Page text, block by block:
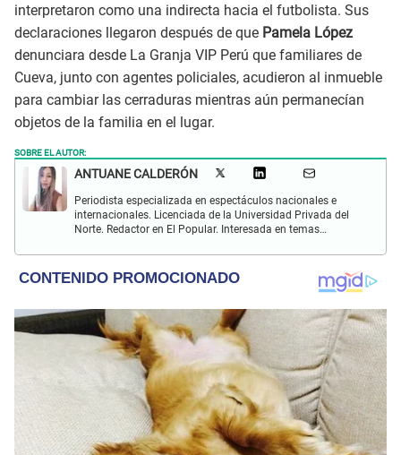
interpretaron como una indirecta hacia el futbolista. Sus
declaraciones llegaron después de que Pamela López
denunciara desde La Granja VIP Perú que familiares de
Cueva, junto con agentes policiales, acudieron al inmueble
para cambiar las cerraduras mientras aún permanecían
objetos de la familia en el lugar.
SOBRE EL AUTOR:
ANTUANE CALDERÓN
Periodista especializada en espectáculos nacionales e
internacionales. Licenciada de la Universidad Privada del
Norte. Redactor en El Popular. Interesada en temas
y televisión.